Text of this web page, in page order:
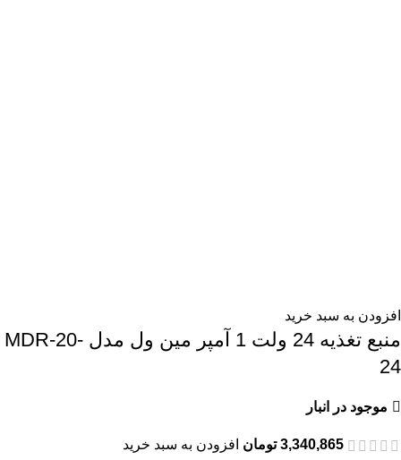
افزودن به سبد خرید
منبع تغذیه 24 ولت 1 آمپر مین ول مدل MDR-20-
24
موجود در انبار
3,340,865 تومان افزودن به سبد خرید